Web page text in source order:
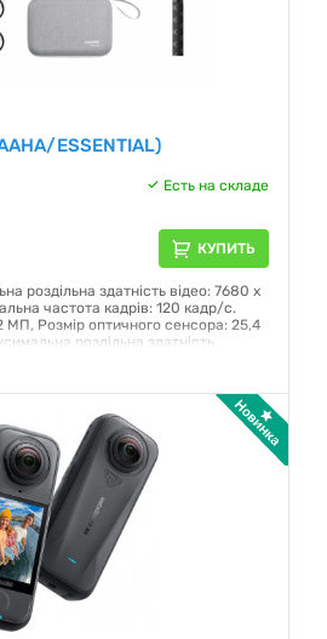
ESSENTIAL)
Есть на складе
КУПИТЬ
роздільна здатність відео: 7680 x
частота кадрів: 120 кадр/с.
МП, Розмір оптичного сенсора: 25,4
роздільна здатність
125, 160, 200, 250, 320, 400, 500, 64